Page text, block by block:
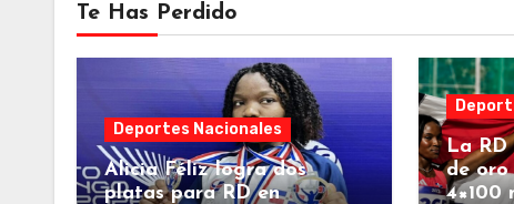
Te Has Perdido
Deportes Nacionales
Alicia Féliz logra dos
platas para RD en
La RD
de oro
4×100